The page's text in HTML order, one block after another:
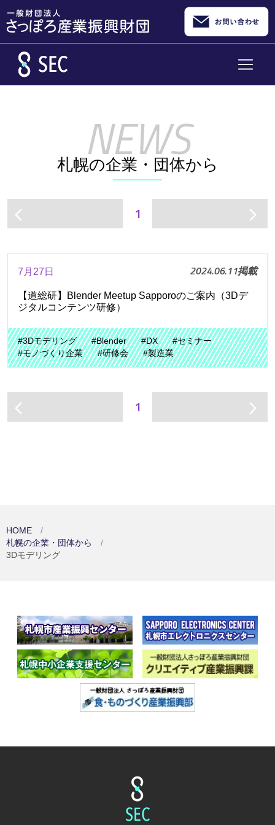
札幌の企業・団体から
arrow_back_ios 1 arrow_forward_ios
7月27日 2024.06.11掲載
【道総研】Blender Meetup Sapporoのご案内（3Dデ
ジタルコンテンツ研修）
#3Dモデリング #Blender #DX
#セミナー
#モノづくり企業
#研修会 #製造業
arrow_back_ios 1 arrow_forward_ios
HOME
札幌の企業・団体から
3Dモデリング